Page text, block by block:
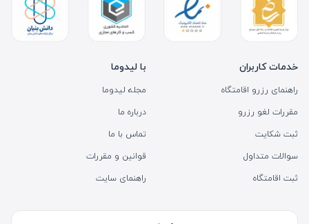
خدمات کاربران
راهنمای رزرو اقامتگاه
مقررات لغو رزرو
ثبت شکایت
سوالات متداول
ثبت اقامتگاه
با لیدوما
مجله لیدوما
درباره ما
تماس با ما
قوانین و مقررات
راهنمای سایت